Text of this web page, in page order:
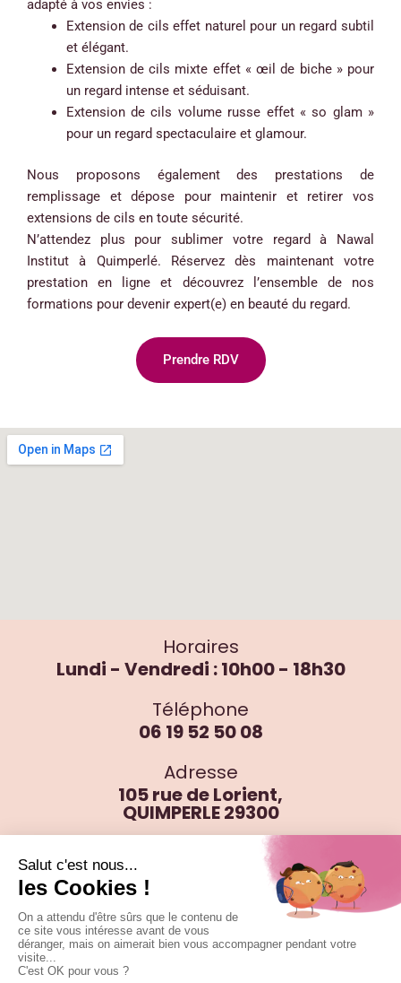
adapté à vos envies :
Extension de cils effet naturel pour un regard subtil
et élégant.
Extension de cils mixte effet « œil de biche » pour
un regard intense et séduisant.
Extension de cils volume russe effet « so glam »
pour un regard spectaculaire et glamour.
Nous proposons également des prestations de
remplissage et dépose pour maintenir et retirer vos
extensions de cils en toute sécurité.
N’attendez plus pour sublimer votre regard à Nawal
Institut à Quimperlé. Réservez dès maintenant votre
prestation en ligne et découvrez l’ensemble de nos
formations pour devenir expert(e) en beauté du regard.
Prendre RDV
Horaires
Lundi - Vendredi : 10h00 - 18h30
Téléphone
06 19 52 50 08
Adresse
105 rue de Lorient,
QUIMPERLE 29300
Riec sur Belon, Moelan sur Mer, Guidel, Conkarneau,
Clohars Carnoet